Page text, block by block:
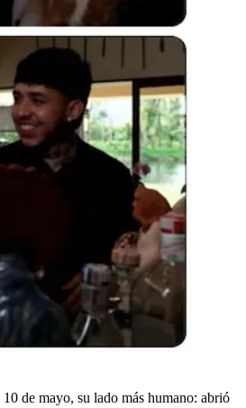
de mayo, su lado más humano: abrió